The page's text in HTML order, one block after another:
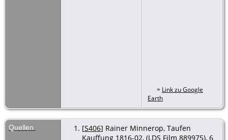
= Link zu Google
Earth
Quellen [S406] Rainer Minnerop, Taufen
Kauffung 1816-02, (LDS Film 889975), 6